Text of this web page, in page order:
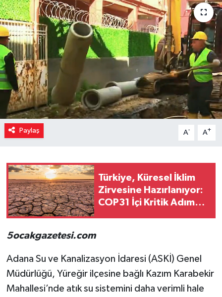
Paylaş A- A+
Türkiye, Küresel İklim
Zirvesine Hazırlanıyor:
COP31 İçi Kritik Adım
5ocakgazetesi.com
Adana Su ve Kanalizasyon İdaresi (ASKİ) Genel
Müdürlüğü, Yüreğir ilçesine bağlı Kazım Karabekir
Mahallesi’nde atık su sistemini daha verimli hale
Yaşam
Yerel Yönetimler
Yurttan